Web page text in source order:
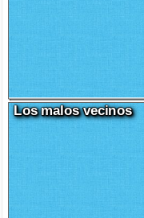
Los malos vecinos